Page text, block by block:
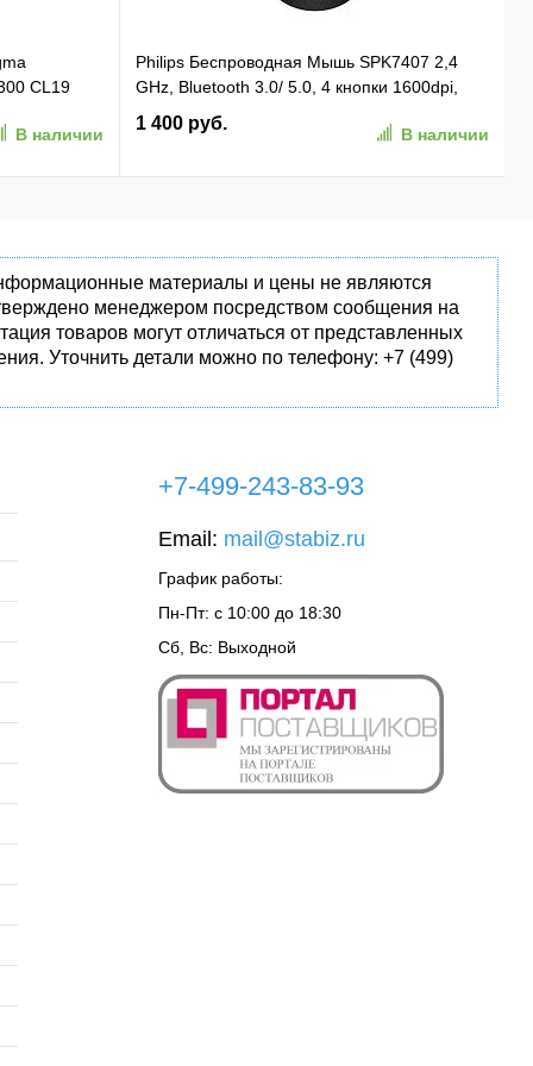
CL19
В наличии
Philips Беспроводная Мышь SPK7407 2,4
GHz, Bluetooth 3.0/ 5.0, 4 кнопки 1600dpi,
бесшумная Чёрный (SPK7407B/ 01)
(SPK7407B/01)
1 400 руб.
В наличии
материалы и цены не являются
менеджером посредством сообщения на
товаров могут отличаться от представленных
Уточнить детали можно по телефону: +7 (499)
+7-499-243-83-93
Email: mail@stabiz.ru
График работы:
Пн-Пт: с 10:00 до 18:30
Сб, Вс: Выходной